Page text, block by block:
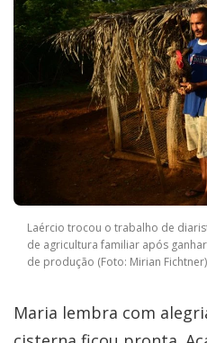
Laércio trocou o trabalho de
de agricultura familiar após
de produção (Foto: Mirian Fichtner)
Maria lembra com